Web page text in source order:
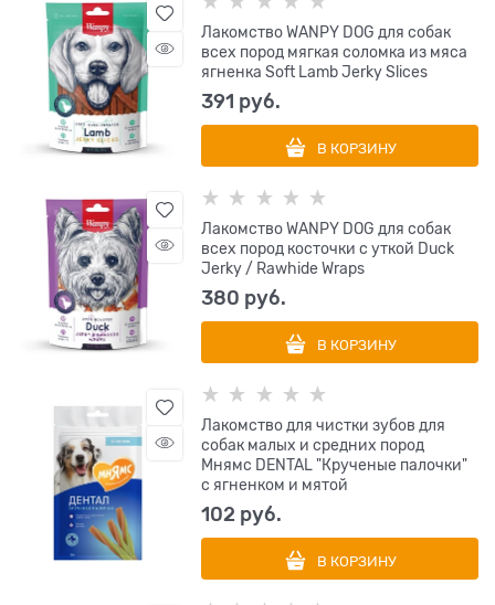
Лакомство WANPY DOG для собак
всех пород мягкая соломка из мяса
ягненка Soft Lamb Jerky Slices
391 руб.
В КОРЗИНУ
Лакомство WANPY DOG для собак
всех пород косточки с уткой Duck
Jerky / Rawhide Wraps
380 руб.
В КОРЗИНУ
Лакомство для чистки зубов для
собак малых и средних пород
Мнямс DENTAL "Крученые палочки"
с ягненком и мятой
102 руб.
В КОРЗИНУ